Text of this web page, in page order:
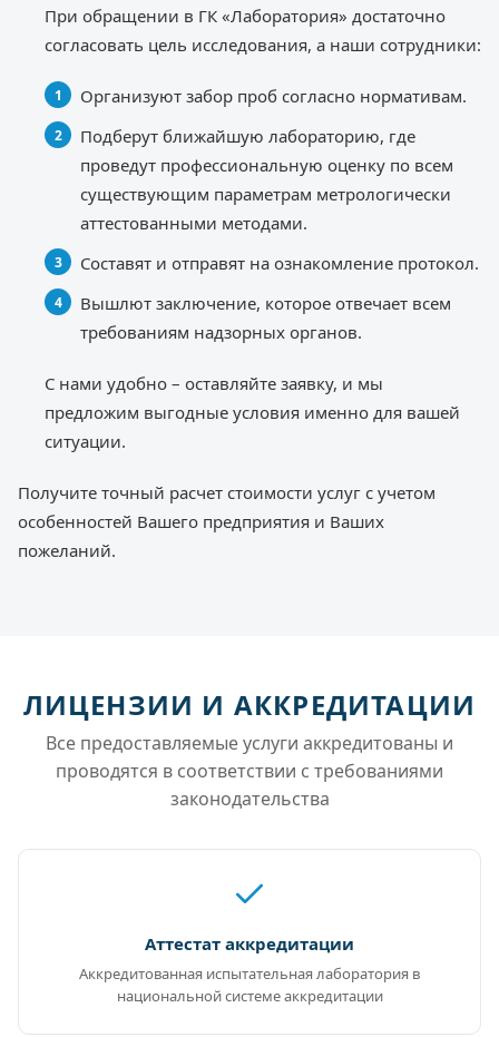
При обращении в ГК «Лаборатория» достаточно
согласовать цель исследования, а наши сотрудники:
Организуют забор проб согласно нормативам.
Подберут ближайшую лабораторию, где
проведут профессиональную оценку по всем
существующим параметрам метрологически
аттестованными методами.
Составят и отправят на ознакомление протокол.
Вышлют заключение, которое отвечает всем
требованиям надзорных органов.
С нами удобно – оставляйте заявку, и мы
предложим выгодные условия именно для вашей
ситуации.
Получите точный расчет стоимости услуг с учетом
особенностей Вашего предприятия и Ваших
пожеланий.
ЛИЦЕНЗИИ И АККРЕДИТАЦИИ
Все предоставляемые услуги аккредитованы и
проводятся в соответствии с требованиями
законодательства
Аттестат аккредитации
Аккредитованная испытательная лаборатория в
национальной системе аккредитации